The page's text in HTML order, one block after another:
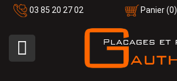
03 85 20 27 02 Panier(0)
